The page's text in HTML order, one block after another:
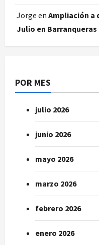
Jorge en Ampliación a
Julio en Barranqueras
POR MES
julio 2026
junio 2026
mayo 2026
marzo 2026
febrero 2026
enero 2026